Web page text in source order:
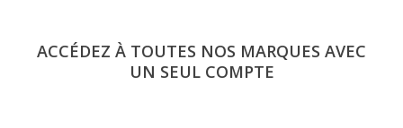
ACCÉDEZ À TOUTES NOS MARQUES AVEC
UN SEUL COMPTE